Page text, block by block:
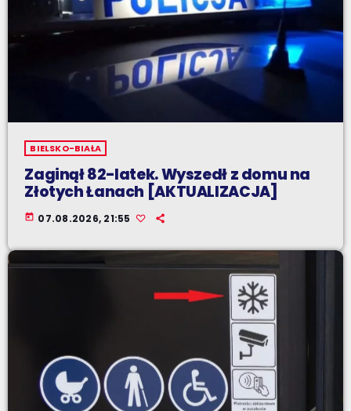
BIELSKO-BIAŁA
Zaginął 82-latek. Wyszedł z domu na
Złotych Łanach [AKTUALIZACJA]
today 07.08.2026, 21:55